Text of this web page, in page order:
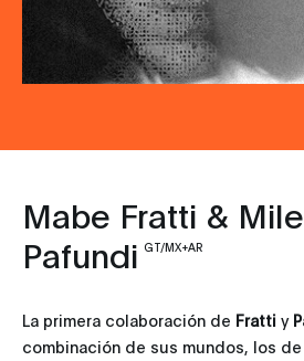
Mabe Fratti &
Pafundi GT/MX+AR
La primera colaboración de Fratti y
combinación de sus mundos, los